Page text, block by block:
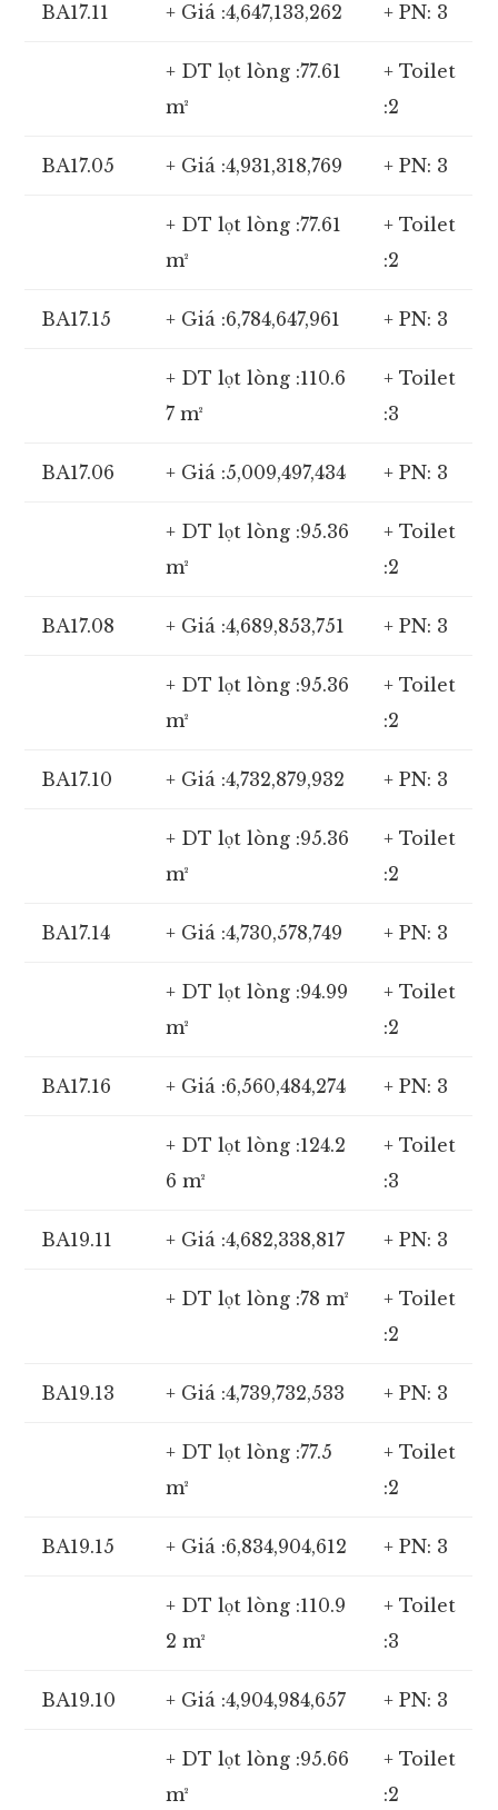
BA17.11 + Giá :4,647,133,262 + PN: 3
+ DT lọt lòng :77.61
m²
+ Toilet
:2
BA17.05 + Giá :4,931,318,769 + PN: 3
+ DT lọt lòng :77.61
m²
+ Toilet
:2
BA17.15 + Giá :6,784,647,961 + PN: 3
+ DT lọt lòng :110.6
7 m²
+ Toilet
:3
BA17.06 + Giá :5,009,497,434 + PN: 3
+ DT lọt lòng :95.36
m²
+ Toilet
:2
BA17.08 + Giá :4,689,853,751 + PN: 3
+ DT lọt lòng :95.36
m²
+ Toilet
:2
BA17.10 + Giá :4,732,879,932 + PN: 3
+ DT lọt lòng :95.36
m²
+ Toilet
:2
BA17.14 + Giá :4,730,578,749 + PN: 3
+ DT lọt lòng :94.99
m²
+ Toilet
:2
BA17.16 + Giá :6,560,484,274 + PN: 3
+ DT lọt lòng :124.2
6 m²
+ Toilet
:3
BA19.11 + Giá :4,682,338,817 + PN: 3
+ DT lọt lòng :78 m²
+ Toilet
:2
BA19.13 + Giá :4,739,732,533 + PN: 3
+ DT lọt lòng :77.5
m²
+ Toilet
:2
BA19.15 + Giá :6,834,904,612 + PN: 3
+ DT lọt lòng :110.9
2 m²
+ Toilet
:3
BA19.10 + Giá :4,904,984,657 + PN: 3
+ DT lọt lòng :95.66
m²
+ Toilet
:2